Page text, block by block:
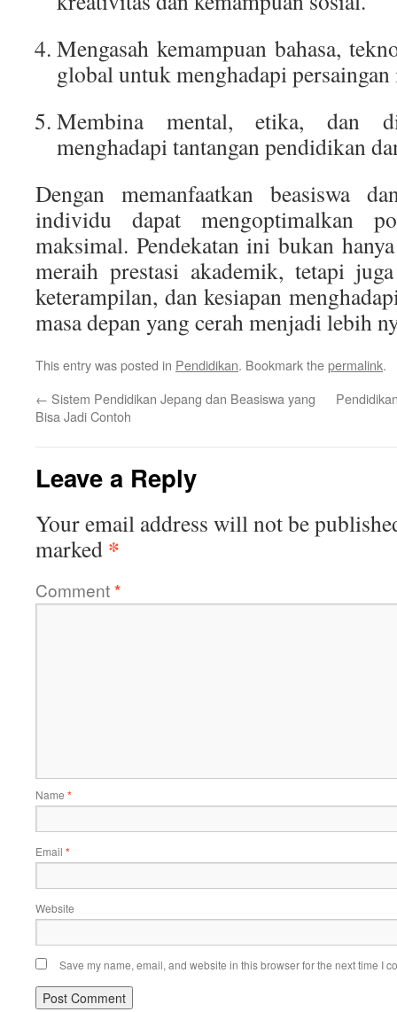
Mengasah kemampuan bahasa,
global untuk menghadapi
Membina mental, etika, dan
menghadapi tantangan pendidikan
Dengan memanfaatkan beasiswa
individu dapat mengoptimalkan
maksimal. Pendekatan ini bukan
meraih prestasi akademik, tetapi
keterampilan, dan kesiapan
masa depan yang cerah menjadi lebih
This entry was posted in Pendidikan. Bookmark thepermalink.
← Sistem Pendidikan Jepang dan Beasiswa yang
Bisa Jadi Contoh
Leave a Reply
Your email address will not be
marked *
Comment*
Name *
Email *
Website
Save my name, email, and website in this browser for the next time I